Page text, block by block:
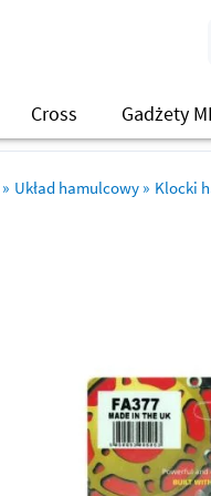
Cross Gadżety
» Układ hamulcowy » Klocki